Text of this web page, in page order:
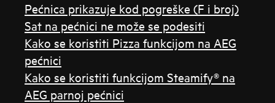
Pećnica prikazuje kod pogreške (F i broj)
Sat na pećnici ne može se podesiti
Kako se koristiti Pizza funkcijom na AEG
pećnici
Kako se koristiti funkcijom Steamify® na
AEG parnoj pećnici